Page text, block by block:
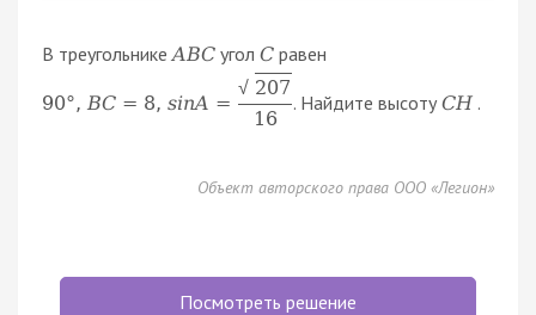
В треугольнике ABC угол C равен
90°, BC = 8, sinA =
√ 207
16
. Найдите высотуCH .
Объект авторского права ООО «Легион»
Посмотреть решение